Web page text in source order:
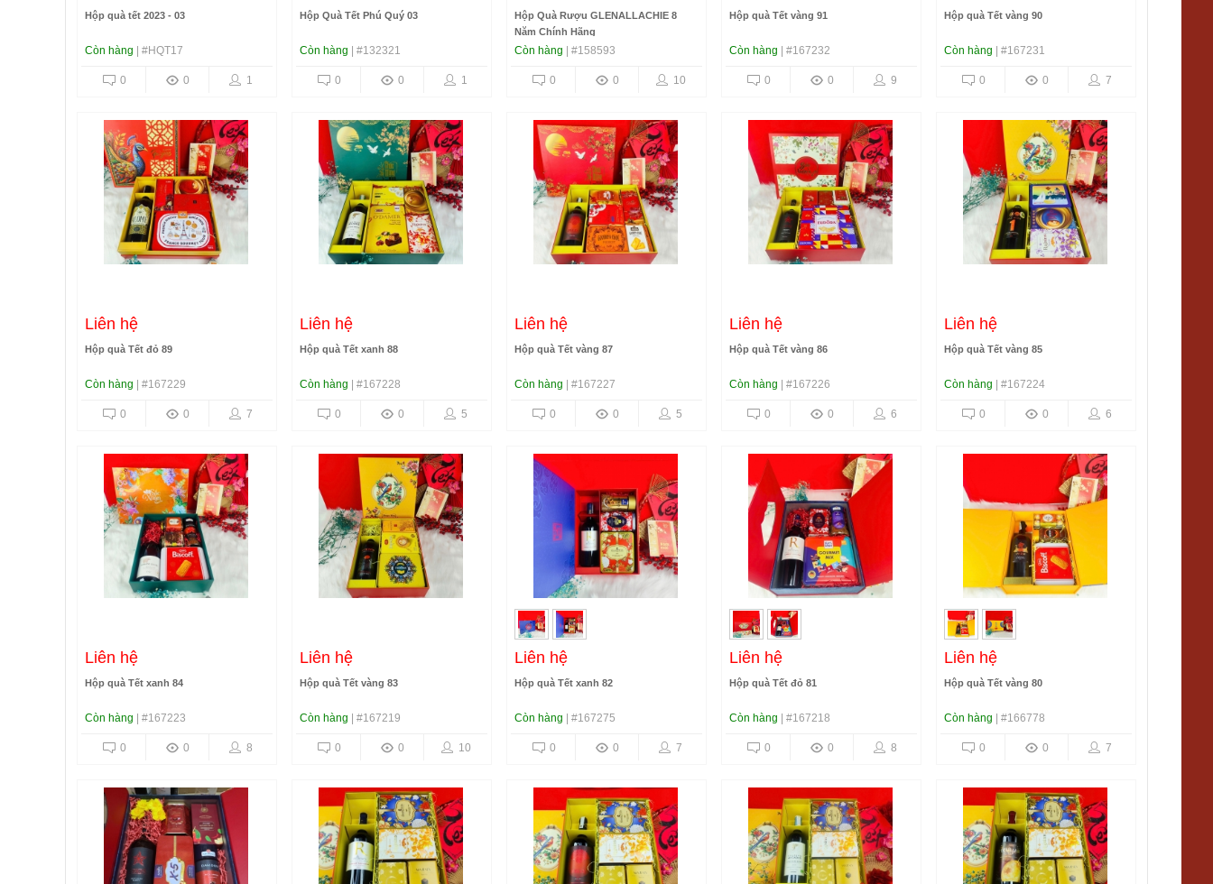
Hộp quà tết 2023 - 03
Còn hàng | #HQT17
1
0
0
Hộp Quà Tết Phú Quý 03
Còn hàng | #132321
1
0
0
Hộp Quà Rượu GLENALLACHIE 8
Năm Chính Hãng
Còn hàng | #158593
10
0
0
Hộp quà Tết vàng 91
Còn hàng | #167232
9
0
0
Hộp quà Tết vàng 90
Còn hàng | #167231
7
0
0
Liên hệ
Hộp quà Tết đỏ 89
Còn hàng | #167229
7
0
0
Liên hệ
Hộp quà Tết xanh 88
Còn hàng | #167228
5
0
0
Liên hệ
Hộp quà Tết vàng 87
Còn hàng | #167227
5
0
0
Liên hệ
Hộp quà Tết vàng 86
Còn hàng | #167226
6
0
0
Liên hệ
Hộp quà Tết vàng 85
Còn hàng | #167224
6
0
0
Liên hệ
Hộp quà Tết xanh 84
Còn hàng | #167223
8
0
0
Liên hệ
Hộp quà Tết vàng 83
Còn hàng | #167219
10
0
0
Liên hệ
Hộp quà Tết xanh 82
Còn hàng | #167275
7
0
0
Liên hệ
Hộp quà Tết đỏ 81
Còn hàng | #167218
8
0
0
Liên hệ
Hộp quà Tết vàng 80
Còn hàng | #166778
7
0
0